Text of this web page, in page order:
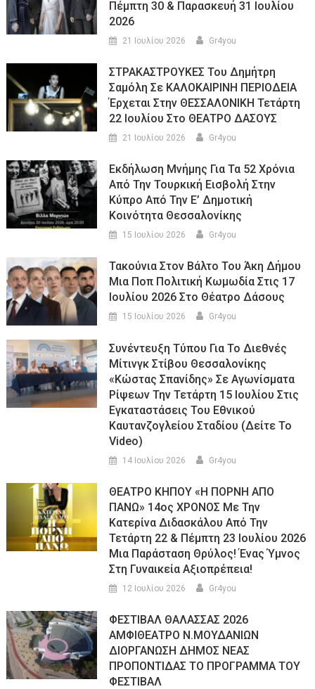
Πέμπτη 30 & Παρασκευή 31 Ιουλίου
2026
21 Ιουλίου 2026 Gr4you
ΣΤΡΑΚΑΣΤΡΟΥΚΕΣ Του Δημήτρη
Σαμόλη Σε ΚΑΛΟΚΑΙΡΙΝΗ ΠΕΡΙΟΔΕΙΑ
Έρχεται Στην ΘΕΣΣΑΛΟΝΙΚΗ Τετάρτη
22 Ιουλίου Στο ΘΕΑΤΡΟ ΔΑΣΟΥΣ
21 Ιουλίου 2026 Gr4you
Εκδήλωση Μνήμης Για Τα 52 Χρόνια
Από Την Τουρκική Εισβολή Στην
Κύπρο Από Την Ε’ Δημοτική
Κοινότητα Θεσσαλονίκης
15 Ιουλίου 2026 Gr4you
Τακούνια Στον Βάλτο Του Άκη Δήμου
Μια Ποπ Πολιτική Κωμωδία Στις 17
Ιουλίου 2026 Στο Θέατρο Δάσους
15 Ιουλίου 2026 Gr4you
Συνέντευξη Τύπου Για Το Διεθνές
Μίτινγκ Στίβου Θεσσαλονίκης
«Κώστας Σπανίδης» Σε Αγωνίσματα
Ρίψεων Την Τετάρτη 15 Ιουλίου Στις
Εγκαταστάσεις Του Εθνικού
Καυτανζογλείου Σταδίου (Δείτε Το
Video)
14 Ιουλίου 2026 Gr4you
ΘΕΑΤΡΟ ΚΗΠΟΥ «Η ΠΟΡΝΗ ΑΠΟ
ΠΑΝΩ» 14ος ΧΡΟΝΟΣ Με Την
Κατερίνα Διδασκάλου Από Την
Τετάρτη 22 & Πέμπτη 23 Ιουλίου 2026
Μια Παράσταση Θρύλος! Ένας Ύμνος
Στη Γυναικεία Αξιοπρέπεια!
12 Ιουλίου 2026 Gr4you
ΦΕΣΤΙΒΑΛ ΘΑΛΑΣΣΑΣ 2026
ΑΜΦΙΘΕΑΤΡΟ Ν.ΜΟΥΔΑΝΙΩΝ
ΔΙΟΡΓΑΝΩΣΗ ΔΗΜΟΣ ΝΕΑΣ
ΠΡΟΠΟΝΤΙΔΑΣ ΤΟ ΠΡΟΓΡΑΜΜΑ ΤΟΥ
ΦΕΣΤΙΒΑΛ